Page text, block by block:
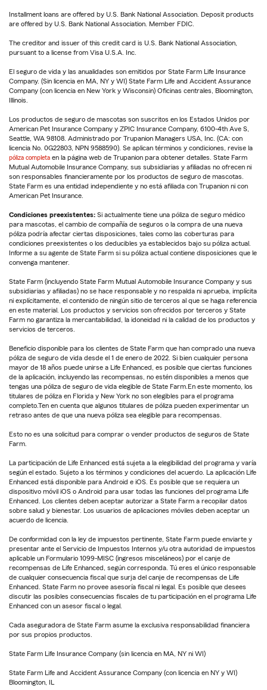
Installment loans are offered by U.S. Bank National Association. Deposit products
are offered by U.S. Bank National Association. Member FDIC.
The creditor and issuer of this credit card is U.S. Bank National Association,
pursuant to a license from Visa U.S.A. Inc.
El seguro de vida y las anualidades son emitidos por State Farm Life Insurance
Company. (Sin licencia en MA, NY y WI) State Farm Life and Accident Assurance
Company (con licencia en New York y Wisconsin) Oficinas centrales, Bloomington,
Illinois.
Los productos de seguro de mascotas son suscritos en los Estados Unidos por
American Pet Insurance Company y ZPIC Insurance Company, 6100-4th Ave S,
Seattle, WA 98108. Administrado por Trupanion Managers USA, Inc. (CA: con
licencia No. 0G22803, NPN 9588590). Se aplican términos y condiciones, revise la
póliza completa en la página web de Trupanion para obtener detalles. State Farm
Mutual Automobile Insurance Company, sus subsidiarias y afiliadas no ofrecen ni
son responsables financieramente por los productos de seguro de mascotas.
State Farm es una entidad independiente y no está afiliada con Trupanion ni con
American Pet Insurance.
Condiciones preexistentes: Si actualmente tiene una póliza de seguro médico
para mascotas, el cambio de compañía de seguros o la compra de una nueva
póliza podría afectar ciertas disposiciones, tales como las coberturas para
condiciones preexistentes o los deducibles ya establecidos bajo su póliza actual.
Informe a su agente de State Farm si su póliza actual contiene disposiciones que le
convenga mantener.
State Farm (incluyendo State Farm Mutual Automobile Insurance Company y sus
subsidiarias y afiliadas) no se hace responsable y no respalda ni aprueba, implícita
ni explícitamente, el contenido de ningún sitio de terceros al que se haga referencia
en este material. Los productos y servicios son ofrecidos por terceros y State
Farm no garantiza la mercantabilidad, la idoneidad ni la calidad de los productos y
servicios de terceros.
Beneficio disponible para los clientes de State Farm que han comprado una nueva
póliza de seguro de vida desde el 1 de enero de 2022. Si bien cualquier persona
mayor de 18 años puede unirse a Life Enhanced, es posible que ciertas funciones
de la aplicación, incluyendo las recompensas, no estén disponibles a menos que
tengas una póliza de seguro de vida elegible de State Farm.En este momento, los
titulares de póliza en Florida y New York no son elegibles para el programa
completo.Ten en cuenta que algunos titulares de póliza pueden experimentar un
retraso antes de que una nueva póliza sea elegible para recompensas.
Esto no es una solicitud para comprar o vender productos de seguros de State
Farm.
La participación de Life Enhanced está sujeta a la elegibilidad del programa y varía
según el estado. Sujeto a los términos y condiciones del acuerdo. La aplicación Life
Enhanced está disponible para Android e iOS. Es posible que se requiera un
dispositivo móvil iOS o Android para usar todas las funciones del programa Life
Enhanced. Los clientes deben aceptar autorizar a State Farm a recopilar datos
sobre salud y bienestar. Los usuarios de aplicaciones móviles deben aceptar un
acuerdo de licencia.
De conformidad con la ley de impuestos pertinente, State Farm puede enviarte y
presentar ante el Servicio de Impuestos Internos y/u otra autoridad de impuestos
aplicable un Formulario 1099-MISC (ingresos misceláneos) por el canje de
recompensas de Life Enhanced, según corresponda. Tú eres el único responsable
de cualquier consecuencia fiscal que surja del canje de recompensas de Life
Enhanced. State Farm no provee asesoría fiscal ni legal. Es posible que desees
discutir las posibles consecuencias fiscales de tu participación en el programa Life
Enhanced con un asesor fiscal o legal.
Cada aseguradora de State Farm asume la exclusiva responsabilidad financiera
por sus propios productos.
State Farm Life Insurance Company (sin licencia en MA, NY ni WI)
State Farm Life and Accident Assurance Company (con licencia en NY y WI)
Bloomington, IL